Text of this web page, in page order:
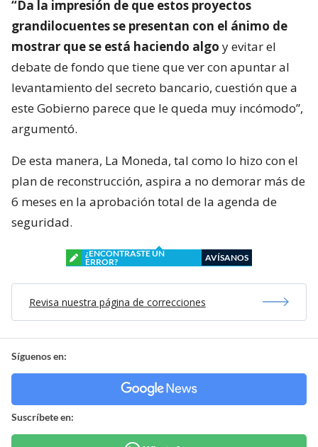
“Da la impresión de que estos proyectos
grandilocuentes se presentan con el ánimo de
mostrar que se está haciendo algo y evitar el
debate de fondo que tiene que ver con apuntar al
levantamiento del secreto bancario, cuestión que a
este Gobierno parece que le queda muy incómodo”,
argumentó.
De esta manera, La Moneda, tal como lo hizo con el
plan de reconstrucción, aspira a no demorar más de
6 meses en la aprobación total de la agenda de
seguridad.
¿ENCONTRASTE UN
ERROR?
AVÍSANOS
Revisa nuestra página de correcciones
Síguenos en:
Suscríbete en: